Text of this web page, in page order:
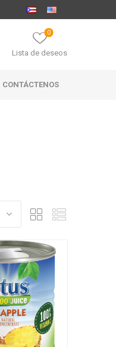
Lista de deseos
0
ANGUS
CONTÁCTENOS